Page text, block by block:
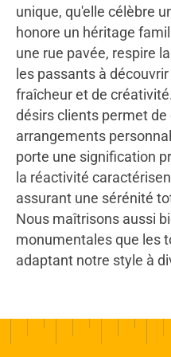
unique, qu'elle célèbre
honore un héritage
une rue pavée, respire
les passants à
fraîcheur et de
désirs clients permet de
arrangements
porte une signification
la réactivité
assurant une sérénité
Nous maîtrisons aussi
monumentales que les
adaptant notre style à